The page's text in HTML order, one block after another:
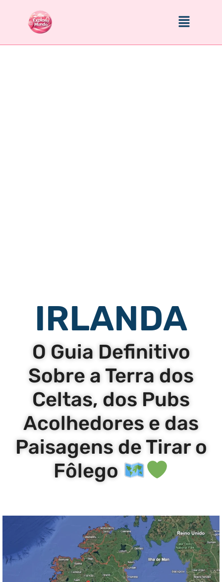
IRLANDA
O Guia Definitivo
Sobre a Terra dos
Celtas, dos Pubs
Acolhedores e das
Paisagens de Tirar o
Fôlego